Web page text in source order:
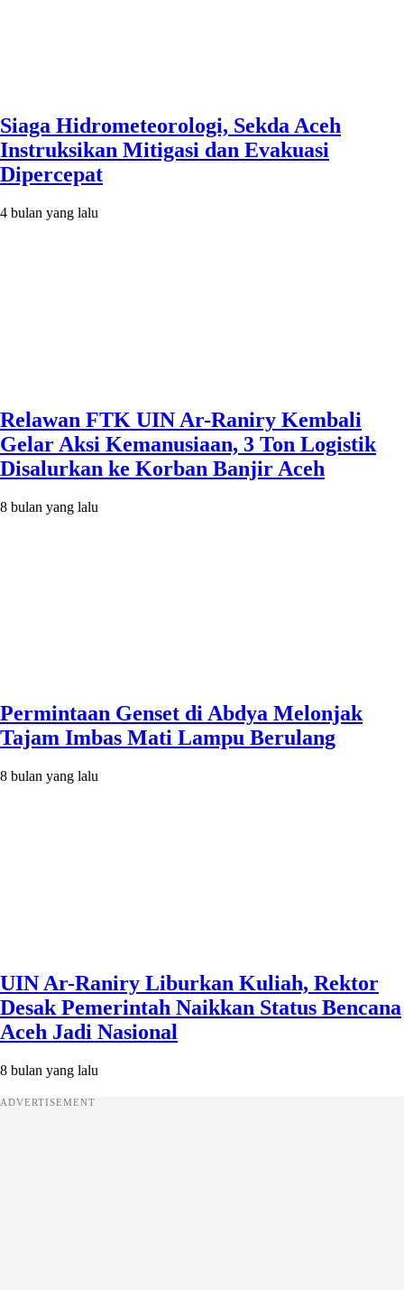
Siaga Hidrometeorologi, Sekda Aceh
Instruksikan Mitigasi dan Evakuasi
Dipercepat
4 bulan yang lalu
Relawan FTK UIN Ar-Raniry Kembali
Gelar Aksi Kemanusiaan, 3 Ton Logistik
Disalurkan ke Korban Banjir Aceh
8 bulan yang lalu
Permintaan Genset di Abdya Melonjak
Tajam Imbas Mati Lampu Berulang
8 bulan yang lalu
UIN Ar-Raniry Liburkan Kuliah, Rektor
Desak Pemerintah Naikkan Status Bencana
Aceh Jadi Nasional
8 bulan yang lalu
ADVERTISEMENT